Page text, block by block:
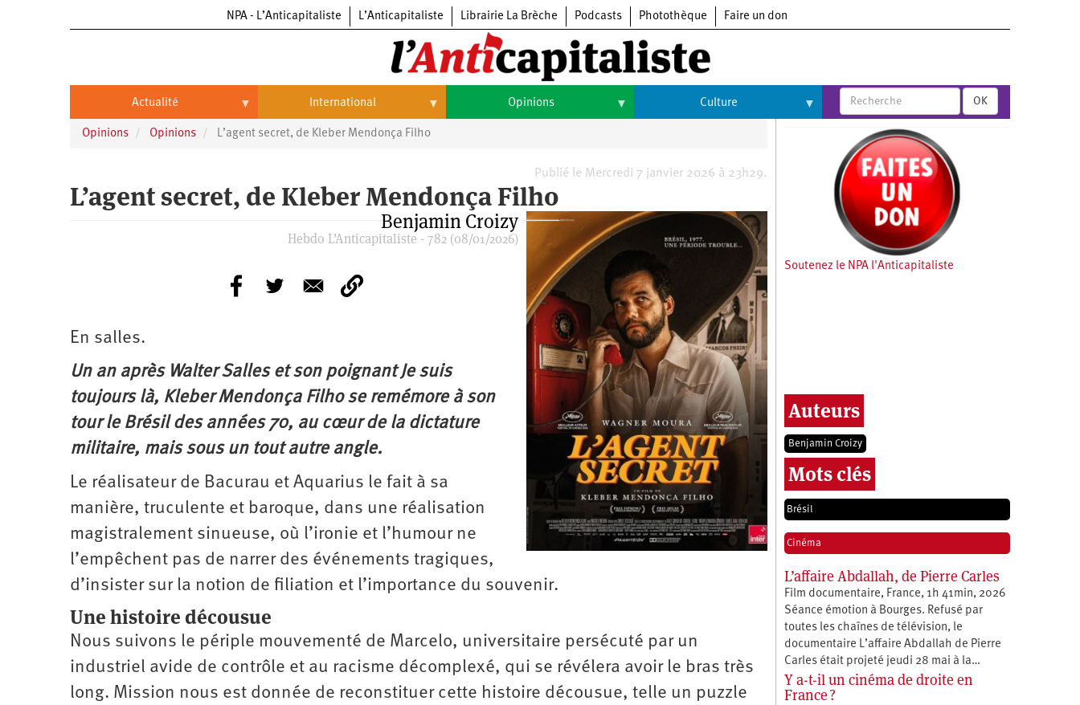
NPA - L’Anticapitaliste L’Anticapitaliste Librairie La Brèche Podcasts Photothèque Faire un don
Actualité
Actualité
Entreprises
Commerce
Hôpitaux
SNCF
Services
publics
Féminisme
LGBTI
Éducation
Santé
Vidéos
Dans
mon
International
International
Chine
États-
Amérique
Nord
Amérique
latine
Asie
Europe
Moyen-
Orient
Océanie
Opinions Culture
Arts
Expositions
Livres
Musique
OK
Opinions Opinions L’agent secret, de Kleber Mendonça Filho
Publié le Mercredi 7 janvier 2026 à 23h29.
L’agent secret, de Kleber Mendonça Filho
Benjamin Croizy
Hebdo L’Anticapitaliste - 782 (08/01/2026)
En salles.
Un an après Walter Salles et son poignant Je suis
toujours là, Kleber Mendonça Filho se remémore à son
tour le Brésil des années 70, au cœur de la dictature
militaire, mais sous un tout autre angle.
Le réalisateur de Bacurau et Aquarius le fait à sa
manière, truculente et baroque, dans une réalisation
magistralement sinueuse, où l’ironie et l’humour ne
l’empêchent pas de narrer des événements tragiques,
d’insister sur la notion de filiation et l’importance du souvenir.
Une histoire décousue
Nous suivons le périple mouvementé de Marcelo, universitaire persécuté par un
industriel avide de contrôle et au racisme décomplexé, qui se révélera avoir le bras très
long. Mission nous est donnée de reconstituer cette histoire décousue, telle un puzzle
Soutenez le NPA l'Anticapitaliste
Auteurs
Benjamin Croizy
Mots clés
Brésil
Cinéma
L’affaire Abdallah, de Pierre Carles
Film documentaire, France, 1h 41min, 2026
Séance émotion à Bourges. Refusé par
toutes les chaînes de télévision, le
documentaire L’affaire Abdallah de Pierre
Carles était projeté jeudi 28 mai à la…
Y a-t-il un cinéma de droite en
France ?